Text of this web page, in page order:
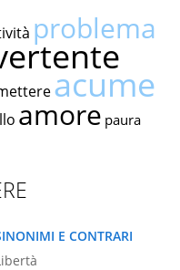
problema
acume
amore paura
E CONTRARI